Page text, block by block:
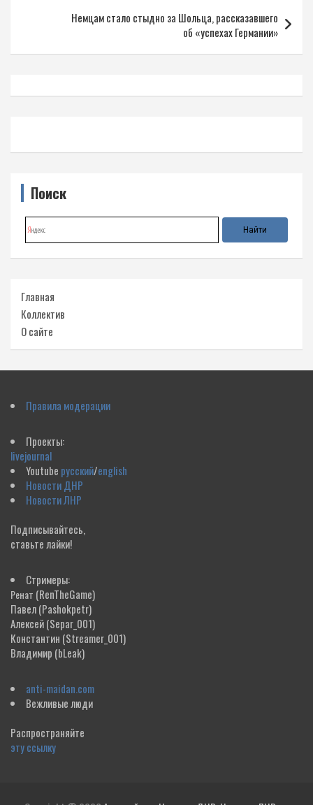
Немцам стало стыдно за Шольца, рассказавшего
об «успехах Германии»
Поиск
Главная
Коллектив
О сайте
Правила модерации
Проекты:
livejournal
Youtube русский/english
Новости ДНР
Новости ЛНР
Подписывайтесь,
ставьте лайки!
Стримеры:
Ренат (RenTheGame)
Павел(Pashokpetr)
Алексей(Separ_001)
Константин (Streamer_001)
Владимир (bLeak)
anti-maidan.com
Вежливые люди
Распространяйте
эту ссылку